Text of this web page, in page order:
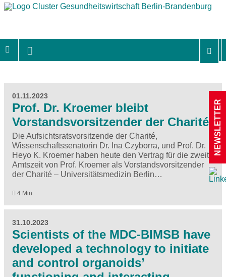
01.11.2023
Prof. Dr. Kroemer bleibt
Vorstandsvorsitzender der Charité
Die Aufsichtsratsvorsitzende der Charité,
Wissenschaftssenatorin Dr. Ina Czyborra, und Prof. Dr.
Heyo K. Kroemer haben heute den Vertrag für die zweite
Amtszeit von Prof. Kroemer als Vorstandsvorsitzender
der Charité – Universitätsmedizin Berlin…
4 Min
31.10.2023
Scientists of the MDC-BIMSB have
developed a technology to initiate
and control organoids’
NEWSLETTER